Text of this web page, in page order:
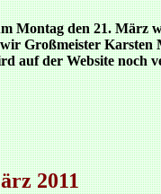
Montag den 21. März
Großmeister
auf der Website noch
2011